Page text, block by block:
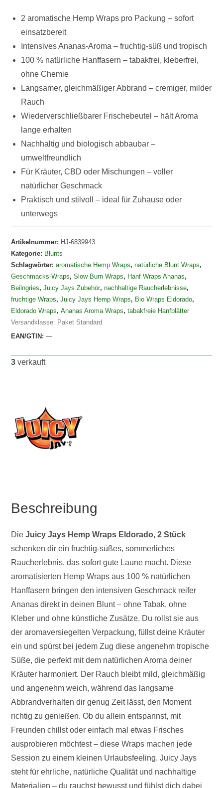
2 aromatische Hemp Wraps pro Packung – sofort
einsatzbereit
Intensives Ananas-Aroma – fruchtig-süß und tropisch
100 % natürliche Hanffasern – tabakfrei, kleberfrei,
ohne Chemie
Langsamer, gleichmäßiger Abbrand – cremiger, milder
Rauch
Wiederverschließbarer Frischebeutel – hält Aroma
lange erhalten
Nachhaltig und biologisch abbaubar –
umweltfreundlich
Für Kräuter, CBD oder Mischungen – voller
natürlicher Geschmack
Praktisch und stilvoll – ideal für Zuhause oder
unterwegs
Artikelnummer: HJ-6839943
Kategorie: Blunts
Schlagwörter:aromatische Hemp Wraps,natürliche Blunt Wraps,
Geschmacks-Wraps,Slow Burn Wraps, Hanf Wraps Ananas,
Beilngries,Juicy Jays Zubehör,nachhaltige Raucherlebnisse,
fruchtige Wraps,Juicy Jays Hemp Wraps, Bio Wraps Eldorado,
Eldorado Wraps,Ananas Aroma Wraps,tabakfreie Hanfblätter
Versandklasse: Paket Standard
EAN/GTIN:—
3 verkauft
Beschreibung
DieJuicy Jays Hemp Wraps Eldorado, 2 Stück
schenken dir ein fruchtig-süßes, sommerliches
Raucherlebnis, das sofort gute Laune macht. Diese
aromatisierten Hemp Wraps aus 100 % natürlichen
Hanffasern bringen den intensiven Geschmack reifer
Ananas direkt in deinen Blunt – ohne Tabak, ohne
Kleber und ohne künstliche Zusätze. Du rollst sie aus
der aromaversiegelten Verpackung, füllst deine Kräuter
ein und spürst bei jedem Zug diese angenehm tropische
Süße, die perfekt mit dem natürlichen Aroma deiner
Kräuter harmoniert. Der Rauch bleibt mild, gleichmäßig
und angenehm weich, während das langsame
Abbrandverhalten dir genug Zeit lässt, den Moment
richtig zu genießen. Ob du allein entspannst, mit
Freunden chillst oder einfach mal etwas Frisches
ausprobieren möchtest – diese Wraps machen jede
Session zu einem kleinen Urlaubsfeeling. Juicy Jays
steht für ehrliche, natürliche Qualität und nachhaltige
Materialien – du rauchst bewusst und fühlst dich dabei